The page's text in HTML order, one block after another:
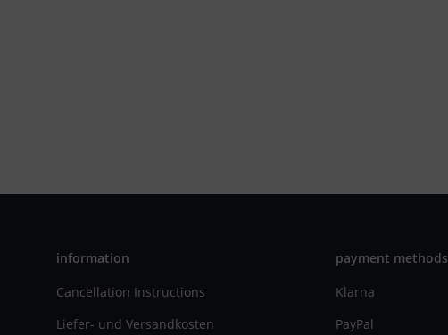
information
Cancellation Instructions
Liefer- und Versandkosten
payment methods
Klarna
PayPal